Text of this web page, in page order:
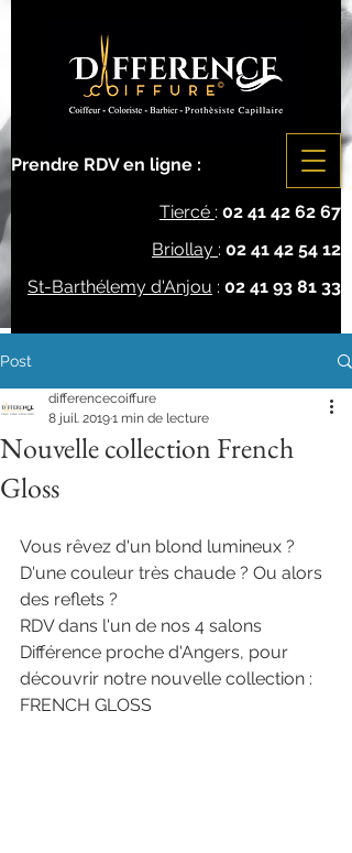
Tiercé : 02 41 42 62 67
Briollay : 02 41 42 54 12
St-Barthélemy d'Anjou : 02 41 93 81 33
Prendre RDV en ligne :
Post
Nouvelle collection French
Gloss
differencecoiffure
8 juil. 20191 min de lecture
Vous rêvez d'un blond lumineux ?
D'une couleur très chaude ? Ou alors
des reflets ?
RDV dans l'un de nos 4 salons
Différence proche d'Angers, pour
découvrir notre nouvelle collection :
FRENCH GLOSS